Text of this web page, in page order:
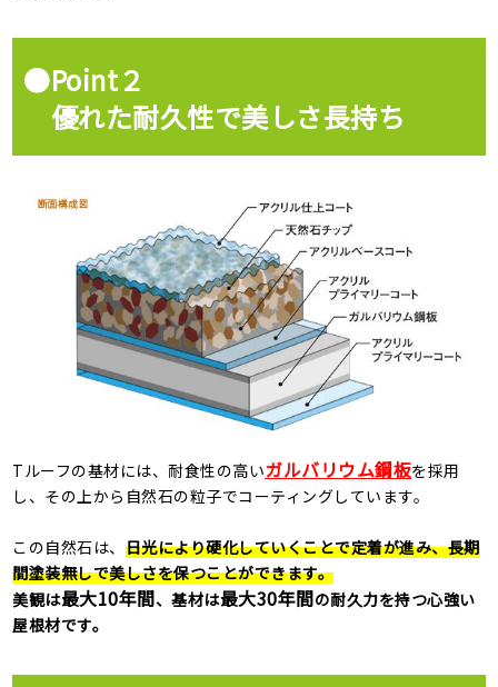
●Point２
優れた耐久性で美しさ長持ち
Tルーフの基材には、耐食性の高いガルバリウム鋼板を採用
し、その上から自然石の粒子でコーティングしています。
この自然石は、 日光により硬化していくことで定着が進み、長期
間塗装無しで美しさを保つことができます。
美観は最大10年間、基材は最大30年間の耐久力を持つ心強い
屋根材です。